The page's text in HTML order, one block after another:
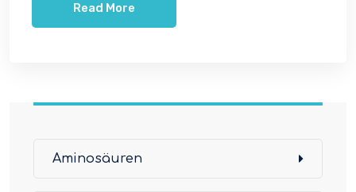
Read More
Aminosäuren